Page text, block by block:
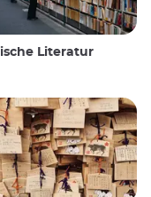
Literatur